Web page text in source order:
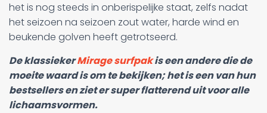
het is nog steeds in onberispelijke staat, zelfs nadat
het seizoen na seizoen zout water, harde wind en
beukende golven heeft getrotseerd.
De klassiekerMirage surfpakis een andere die de
moeite waard is om te bekijken; het is een van hun
bestsellers en ziet er super flatterend uit voor alle
lichaamsvormen.